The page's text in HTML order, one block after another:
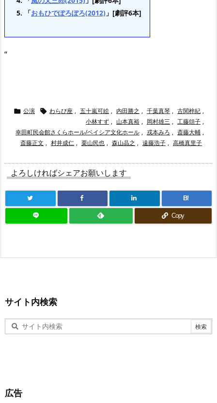
「おもひでぽろぽろ(2012) 」[劇評6本]
“
 公演  わらび座 , 五十嵐可絵 , 内田勝之 , 千葉真琴 , 古関梓紀 ,
小林すず , 山本真裕 , 岡村雄三 , 工藤頌子 ,
幸田町民会館さくらホール/ベイシア文化ホール , 戎本みろ , 斎藤大輔 ,
斎藤正文 , 村井成仁 , 栗山民也 , 森山晶之 , 遠藤浩子 , 高橋真里子
よろしければシェアお願いします
B!
Copy
サイト内検索
広告